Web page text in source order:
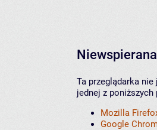
Ta przeglądarka
jednej z poniższych
Mozilla
Google